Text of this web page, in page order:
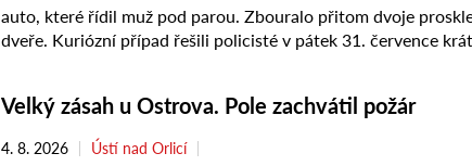
auto, které řídil muž pod parou. Zbouralo přitom dvoje
dveře. Kuriózní případ řešili policisté v pátek 31. července
Velký zásah u Ostrova. Pole zachvátil požár
4. 8. 2026 Ústí nad Orlicí